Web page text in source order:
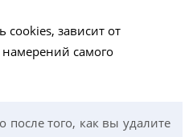
cookies, зависит от
самого
того, как вы удалите